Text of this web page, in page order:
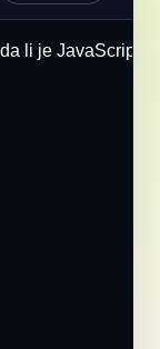
li je JavaScript